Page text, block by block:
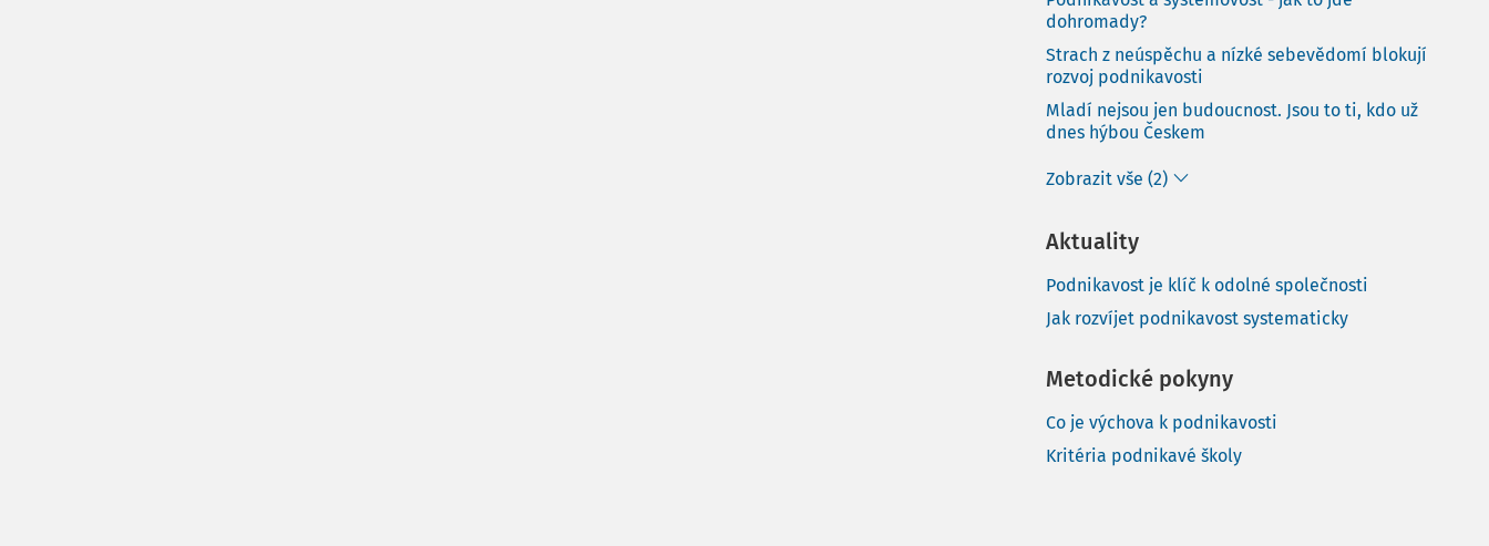
dohromady?
Strach z neúspěchu a nízké sebevědomí blokují
rozvoj podnikavosti
Mladí nejsou jen budoucnost. Jsou to ti, kdo už
dnes hýbou Českem
Zobrazit vše (2)
Aktuality
Podnikavost je klíč k odolné společnosti
Jak rozvíjet podnikavost systematicky
Metodické pokyny
Co je výchova k podnikavosti
Kritéria podnikavé školy